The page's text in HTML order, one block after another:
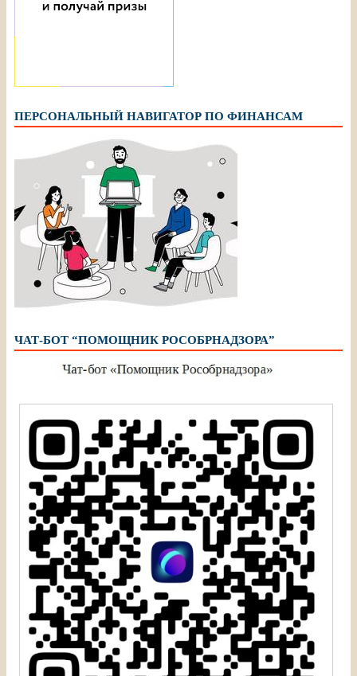
ПЕРСОНАЛЬНЫЙ НАВИГАТОР ПО ФИНАНСАМ
ЧАТ-БОТ “ПОМОЩНИК РОСОБРНАДЗОРА”